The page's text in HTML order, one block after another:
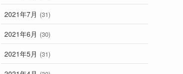
2021年7月 (31)
2021年6月 (30)
2021年5月 (31)